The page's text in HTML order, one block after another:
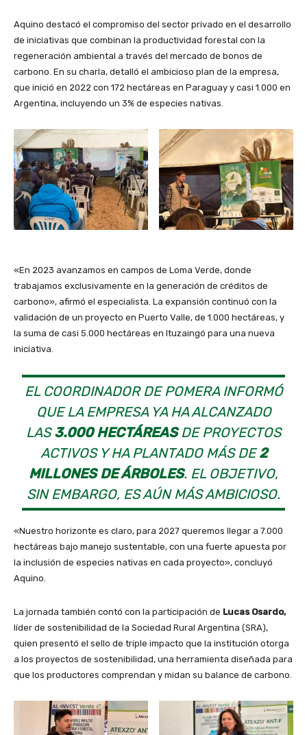
Aquino destacó el compromiso del sector privado en el desarrollo
de iniciativas que combinan la productividad forestal con la
regeneración ambiental a través del mercado de bonos de
carbono. En su charla, detalló el ambicioso plan de la empresa,
que inició en 2022 con 172 hectáreas en Paraguay y casi 1.000 en
Argentina, incluyendo un 3% de especies nativas.
«En 2023 avanzamos en campos de Loma Verde, donde
trabajamos exclusivamente en la generación de créditos de
carbono», afirmó el especialista. La expansión continuó con la
validación de un proyecto en Puerto Valle, de 1.000 hectáreas, y
la suma de casi 5.000 hectáreas en Ituzaingó para una nueva
iniciativa.
EL COORDINADOR DE POMERA INFORMÓ
QUE LA EMPRESA YA HA ALCANZADO
LAS3.000 HECTÁREASDE PROYECTOS
ACTIVOS Y HA PLANTADO MÁS DE2
MILLONES DE ÁRBOLES. EL OBJETIVO,
SIN EMBARGO, ES AÚN MÁS AMBICIOSO.
«Nuestro horizonte es claro, para 2027 queremos llegar a 7.000
hectáreas bajo manejo sustentable, con una fuerte apuesta por
la inclusión de especies nativas en cada proyecto», concluyó
Aquino.
La jornada también contó con la participación de Lucas Osardo,
líder de sostenibilidad de la Sociedad Rural Argentina (SRA),
quien presentó el sello de triple impacto que la institución otorga
a los proyectos de sostenibilidad, una herramienta diseñada para
que los productores comprendan y midan su balance de carbono.